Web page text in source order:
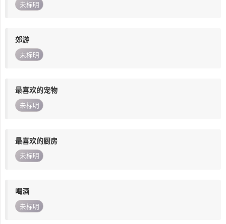
未标明
郊游
未标明
最喜欢的宠物
未标明
最喜欢的厨房
未标明
喝酒
未标明